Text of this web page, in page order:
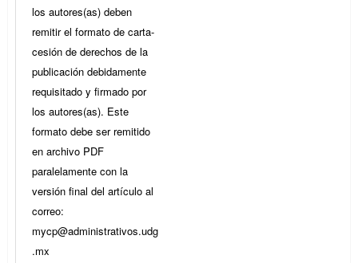
los autores(as) deben
remitir el formato de carta-
cesión de derechos de la
publicación debidamente
requisitado y firmado por
los autores(as). Este
formato debe ser remitido
en archivo PDF
paralelamente con la
versión final del artículo al
correo:
mycp@administrativos.udg
.mx